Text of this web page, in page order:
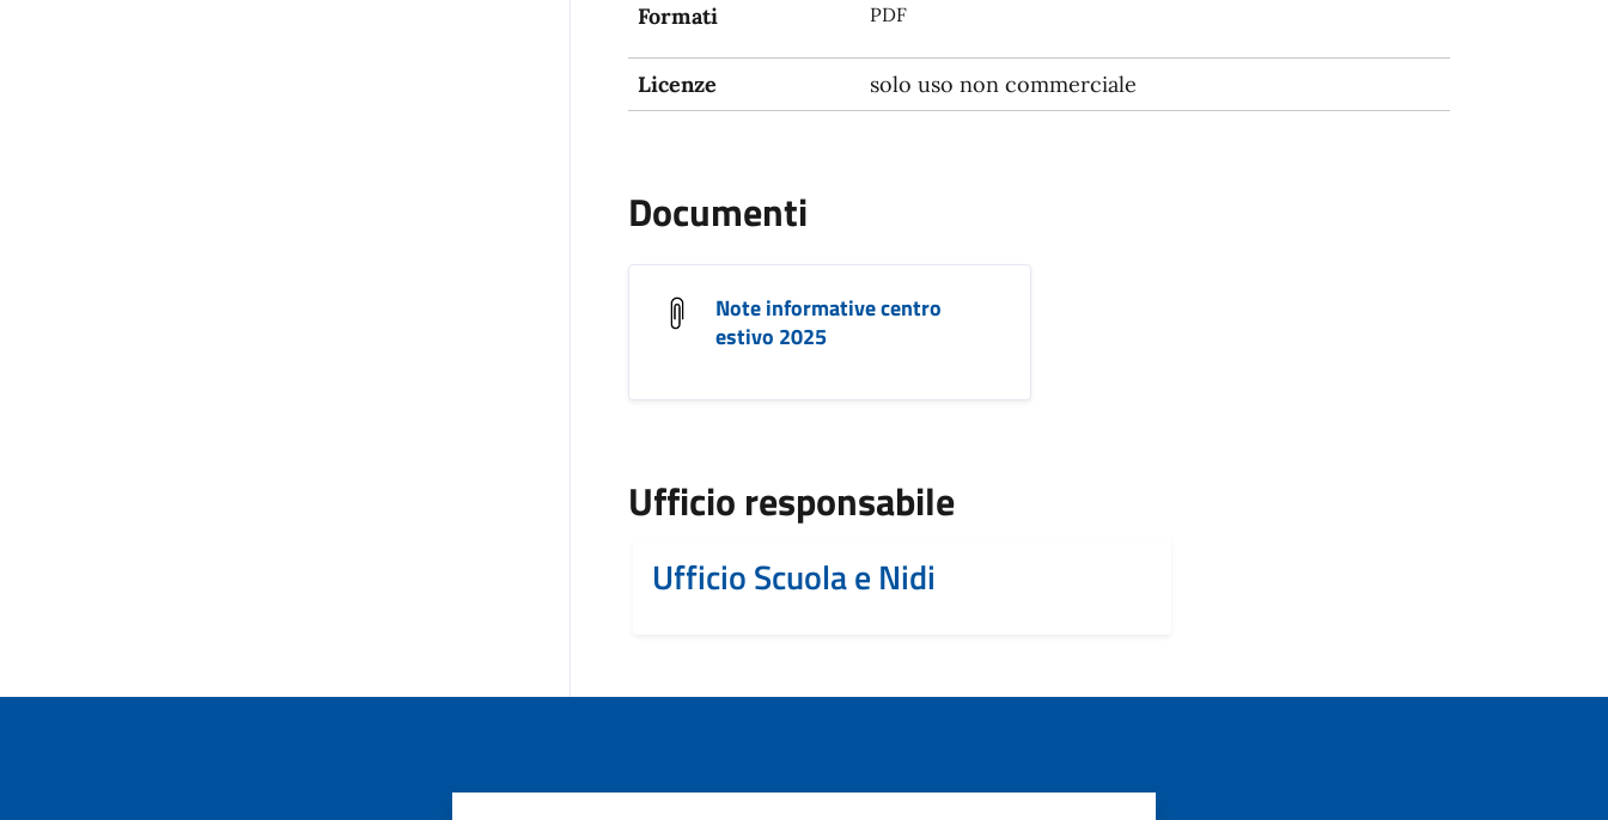
Formati
PDF
Licenze solo uso non commerciale
Documenti
Note informative centro
estivo 2025
Ufficio responsabile
Ufficio Scuola e Nidi